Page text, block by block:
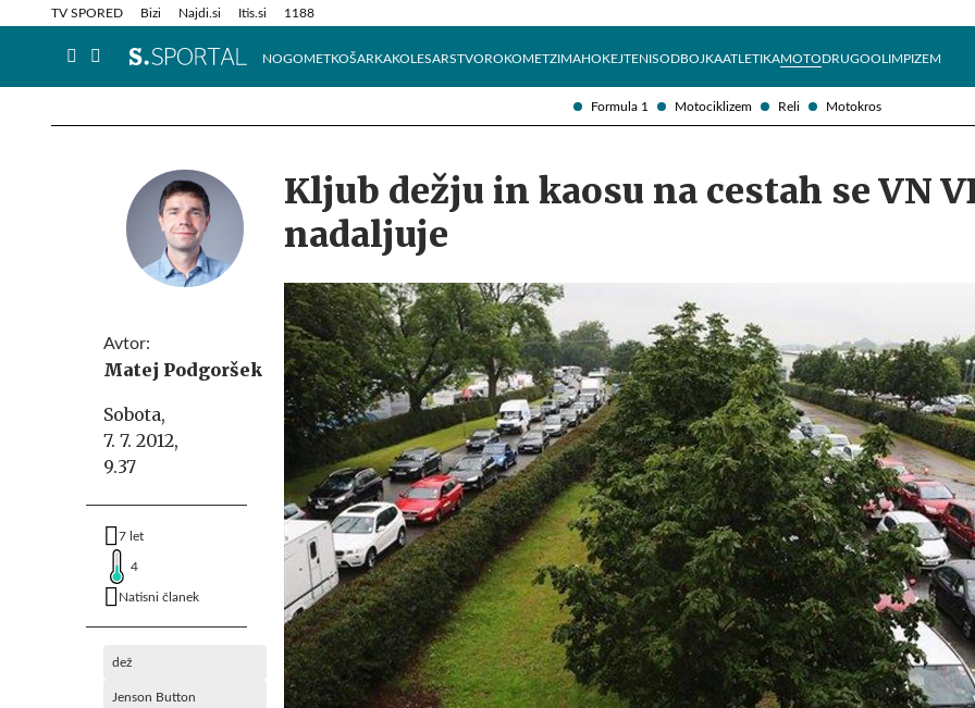
Formula 1 Motociklizem Reli Motokros
TV SPORED Bizi Najdi.si Itis.si 1188
NOGOMETKOŠARKAKOLESARSTVOROKOMETZIMAHOKEJTENISODBOJKAATLETIKAMOTODRUGOOLIMPIZEM
Info in obvestila Tehnik
Avtor:
Matej Podgoršek
Sobota,
7. 7. 2012,
9.37
7 let
4
Natisni članek
dež
Jenson Button
Kljub dežju in kaosu na cestah se VN
nadaljuje